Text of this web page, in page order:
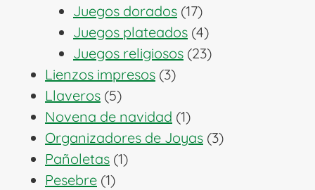
producto
Juegos dorados 1717
productos
Juegos plateados 44
productos
Juegos religiosos 2323
Lienzos impresos 33
Llaveros 55
productos
Novena de navidad 11
producto
Organizadores de Joyas 33
Pañoletas 11
Pesebre 11